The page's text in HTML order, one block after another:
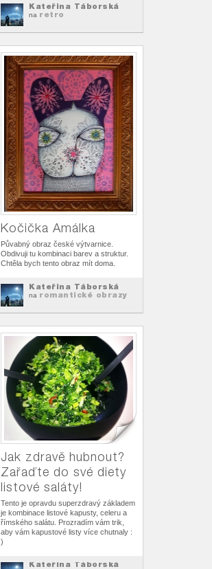
Kateřina Táborská
na retro
Kočička Amálka
Půvabný obraz české výtvarnice.
Obdivuji tu kombinaci barev a struktur.
Chtěla bych tento obraz mít doma.
Kateřina Táborská
na romantické obrazy
Jak zdravě hubnout?
Zařaďte do své diety
listové saláty!
Tento je opravdu superzdravý základem
je kombinace listové kapusty, celeru a
římského salátu. Prozradím vám trik,
aby vám kapustové listy více chutnaly :
)
Kateřina Táborská